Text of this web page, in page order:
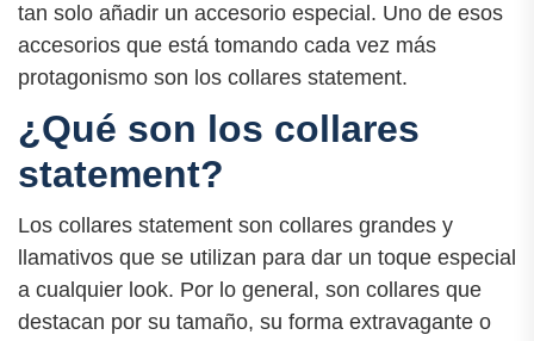
tan solo añadir un accesorio especial. Uno de esos
accesorios que está tomando cada vez más
protagonismo son los collares statement.
¿Qué son los collares
statement?
Los collares statement son collares grandes y
llamativos que se utilizan para dar un toque especial
a cualquier look. Por lo general, son collares que
destacan por su tamaño, su forma extravagante o